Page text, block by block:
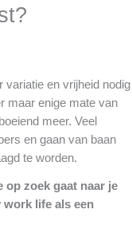
en vrijheid nodig
maar enige mate van
meer. Veel
en gaan van baan
te worden.
op zoek gaat naar je
work life als een